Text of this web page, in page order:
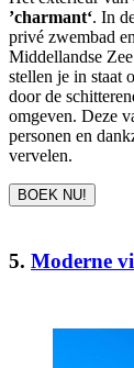
’charmant‘. In
privé zwembad
Middellandse
stellen je in staat
door de
omgeven. Deze
personen en
vervelen.
BOEK NU!
5. Moderne